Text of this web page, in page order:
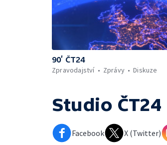
90’ ČT24
Zpravodajství
Zprávy Diskuze
Studio ČT24
Facebook X (Twitter)